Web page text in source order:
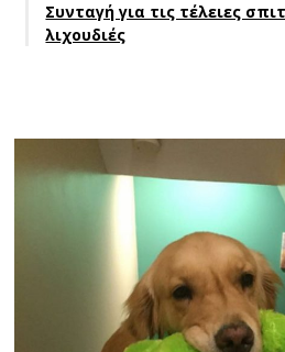
Συνταγή για τις τέλειες
λιχουδιές